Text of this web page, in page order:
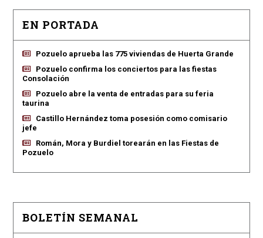
EN PORTADA
Pozuelo aprueba las 775 viviendas de Huerta Grande
Pozuelo confirma los conciertos para las fiestas
Consolación
Pozuelo abre la venta de entradas para su feria
taurina
Castillo Hernández toma posesión como comisario
jefe
Román, Mora y Burdiel torearán en las Fiestas de
Pozuelo
BOLETÍN SEMANAL